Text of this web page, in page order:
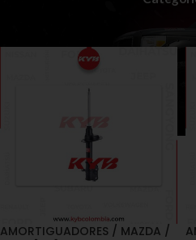
AMORTIGUADORES / MAZDA /